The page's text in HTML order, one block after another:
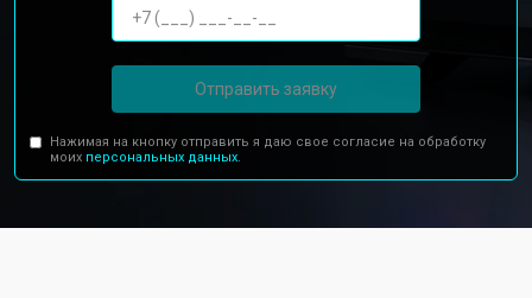
Отправить заявку
Нажимая на кнопку отправить я даю свое согласие на обработку
моих персональных данных.